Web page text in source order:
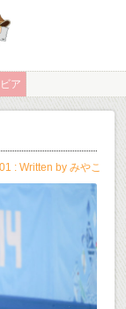
ア
: Written by みやこ